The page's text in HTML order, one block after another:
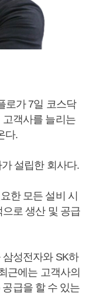
로가 7일 코스닥
객사를 늘리는
다.
설립한 회사다.
한 모든 설비 시
로 생산 및 공급
성전자와 SK하
근에는 고객사의
급을 할 수 있는